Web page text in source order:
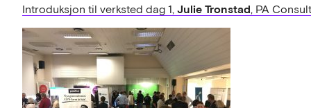
Introduksjon til verksted dag 1, Julie Tronstad, PA